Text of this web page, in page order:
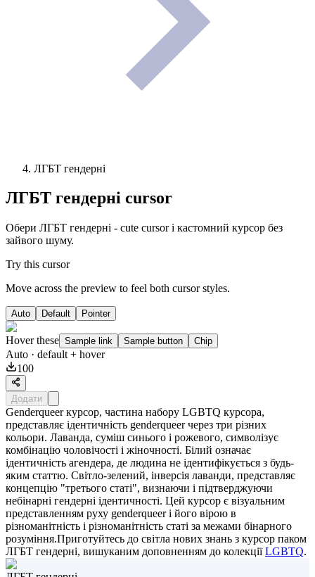
ЛГБТ гендерні
ЛГБТ гендерні cursor
Обери ЛГБТ гендерні - cute cursor і кастомний курсор без
зайвого шуму.
Try this cursor
Move across the preview to feel both cursor styles.
Auto Default Pointer
Hover these Sample link Sample button Chip
Auto · default + hover
100
Додати
Genderqueer курсор, частина набору LGBTQ курсора,
представляє ідентичність genderqueer через три різних
кольори. Лаванда, суміш синього і рожевого, символізує
комбінацію чоловічості і жіночності. Білий означає
ідентичність агендера, де людина не ідентифікується з будь-
яким статтю. Світло-зелений, інверсія лаванди, представляє
концепцію "третього статі", визнаючи і підтверджуючи
небінарні гендерні ідентичності. Цей курсор є візуальним
представленням руху genderqueer і його вірою в
різноманітність і різноманітність статі за межами бінарного
розуміння.Приготуйтесь до світла нових знань з курсор паком
ЛГБТ гендерні, вишуканим доповненням до колекціїLGBTQ.